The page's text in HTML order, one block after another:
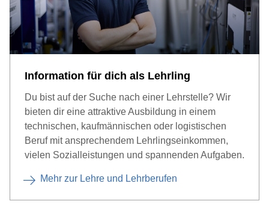
Information für dich als Lehrling
Du bist auf der Suche nach einer Lehrstelle? Wir
bieten dir eine attraktive Ausbildung in einem
technischen, kaufmännischen oder logistischen
Beruf mit ansprechendem Lehrlingseinkommen,
vielen Sozialleistungen und spannenden Aufgaben.
Mehr zur Lehre und Lehrberufen